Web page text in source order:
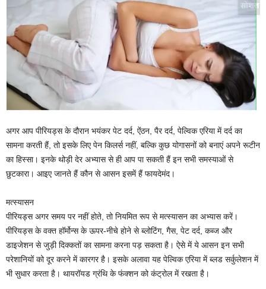
अगर आप पीरियड्स के दौरान भयंकर पेट दर्द, ऐंठन, पैर दर्द, पेल्विक एरिया में दर्द का
सामना करती हैं, तो इसके लिए पेन किलर्स नहीं, बल्कि कुछ योगासनों को बनाएं अपने रूटीन
का हिस्सा। इनके थोड़ी देर अभ्यास से ही आप पा सकती हैं इन सभी समस्याओं से
छुटकारा। आइए जानते हैं कौन से आसन इसमें हैं फायदेमंद।
मत्स्यासन
पीरियड्स अगर समय पर नहीं होते, तो नियमित रूप से मत्स्यासन का अभ्यास करें।
पीरियड्स के वक्त हॉर्मोन्स के ऊपर-नीचे होने से ब्लोटिंग, गैस, पेट दर्द, कब्ज और
डाइजेशन से जुड़ी दिक्कतों का सामना करना पड़ सकता है। ऐसे में ये आसन इन सभी
परेशानियों को दूर करने में कारगर है। इसके अलावा यह पेल्विक एरिया में ब्लड सर्कुलेशन में
भी सुधार करता है। थायरॉयड ग्रंथि के फंक्शन को कंट्रोल में रखता है।